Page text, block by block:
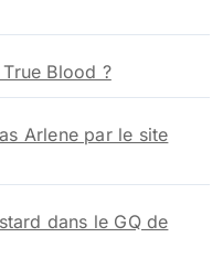
Blood ?
Arlene par le site
dans le GQ de